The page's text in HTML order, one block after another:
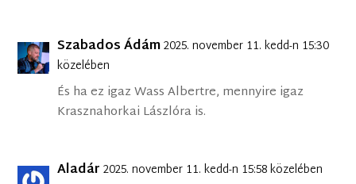
Szabados Ádám2025. november 11. kedd-n 15:30
közelében
És ha ez igaz Wass Albertre, mennyire igaz
Krasznahorkai Lászlóra is.
Aladár 2025. november 11. kedd-n 15:58 közelében